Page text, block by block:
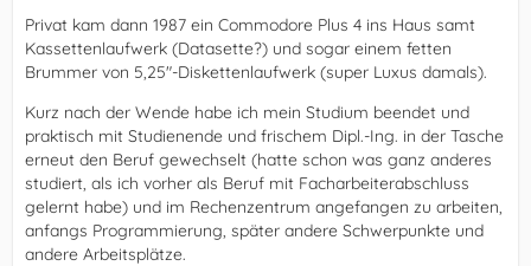
Privat kam dann 1987 ein Commodore Plus 4 ins Haus samt
Kassettenlaufwerk (Datasette?) und sogar einem fetten
Brummer von 5,25"-Diskettenlaufwerk (super Luxus damals).
Kurz nach der Wende habe ich mein Studium beendet und
praktisch mit Studienende und frischem Dipl.-Ing. in der Tasche
erneut den Beruf gewechselt (hatte schon was ganz anderes
studiert, als ich vorher als Beruf mit Facharbeiterabschluss
gelernt habe) und im Rechenzentrum angefangen zu arbeiten,
anfangs Programmierung, später andere Schwerpunkte und
andere Arbeitsplätze.